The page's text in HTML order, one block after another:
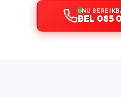
NU
BEL 085